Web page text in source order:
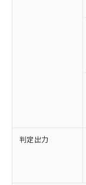
判定出力